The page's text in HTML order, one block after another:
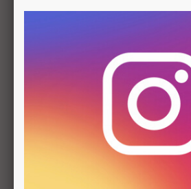
ДОБАВИТЬ В